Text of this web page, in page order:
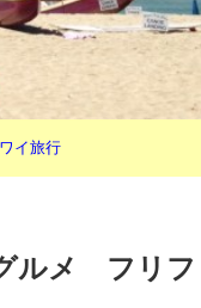
イ旅行
ルメ フリフ